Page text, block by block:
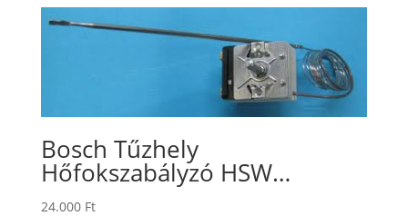
Bosch Tűzhely
Hőfokszabályzó HSW…
24.000 Ft